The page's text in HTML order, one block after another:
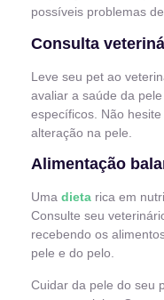
possíveis problemas
Consulta
Leve seu pet ao
avaliar a saúde da
específicos. Não
alteração na pele.
Alimentação
Uma dieta rica em
Consulte seu
recebendo os
pele e do pelo.
Cuidar da pele do seu